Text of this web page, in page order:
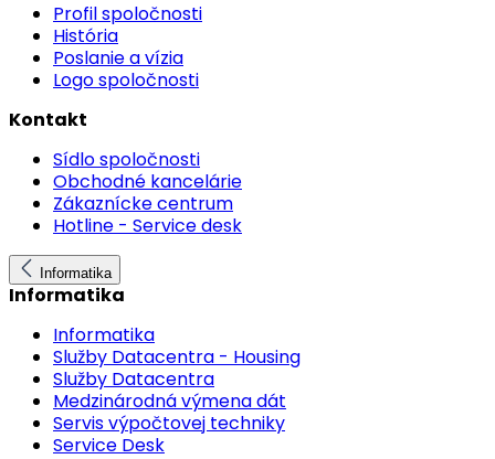
Profil spoločnosti
História
Poslanie a vízia
Logo spoločnosti
Kontakt
Sídlo spoločnosti
Obchodné kancelárie
Zákaznícke centrum
Hotline - Service desk
Informatika
Informatika
Informatika
Služby Datacentra - Housing
Služby Datacentra
Medzinárodná výmena dát
Servis výpočtovej techniky
Service Desk